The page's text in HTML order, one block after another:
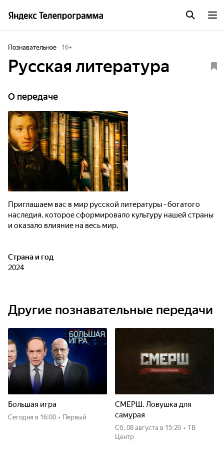
Познавательное 16+
Русская литература
О передаче
Приглашаем вас в мир русской литературы - богатого
наследия, которое сформировало культуру нашей страны
и оказало влияние на весь мир.
Страна и год
2024
Другие познавательные передачи
Большая игра
Сегодня в 16:00 • Первый
СМЕРШ. Ловушка для
самурая
сб, 08 августа в 15:20 • ТВ
Центр